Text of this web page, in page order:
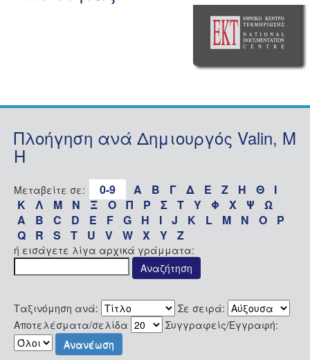
Πλοήγηση ανά Δημιουργός Valin, M
H
Μεταβείτε σε: 0-9 Α Β Γ Δ Ε Ζ Η Θ
Ι
Κ
Λ Μ Ν Ξ Ο Π Ρ Σ Τ Υ Φ Χ Ψ
Ω
A
B C D E F G H I J K L M N O
P
Q
R S T U V W X Y Z
ή εισάγετε λίγα αρχικά γράμματα:
Ταξινόμηση ανά:
Σε σειρά:
Αποτελέσματα/σελίδα
Συγγραφείς/Εγγραφή: